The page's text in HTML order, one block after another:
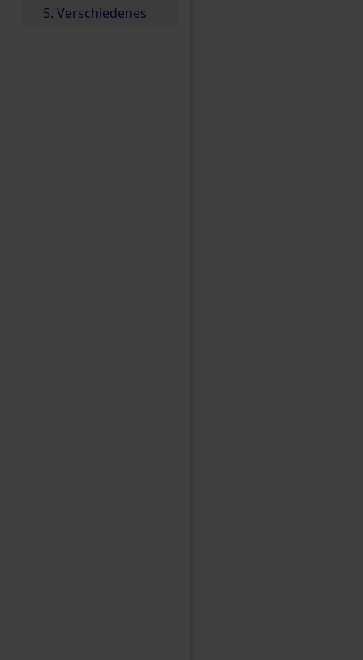
5. Verschiedenes